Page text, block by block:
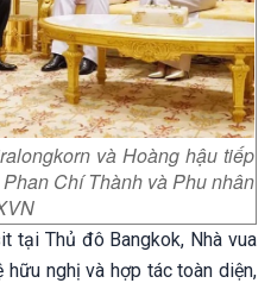
và Hoàng hậu tiếp
Chí Thành và Phu nhân
tại Thủ đô Bangkok, Nhà vua
hữu nghị và hợp tác toàn diện,